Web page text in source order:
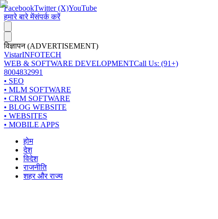
FacebookTwitter (X)YouTube
हमारे बारे मेंसंपर्क करें
विज्ञापन (ADVERTISEMENT)
VistarINFOTECH
WEB & SOFTWARE DEVELOPMENTCall Us: (91+)
8004832991
• SEO
• MLM SOFTWARE
• CRM SOFTWARE
• BLOG WEBSITE
• WEBSITES
• MOBILE APPS
होम
देश
विदेश
राजनीति
शहर और राज्य